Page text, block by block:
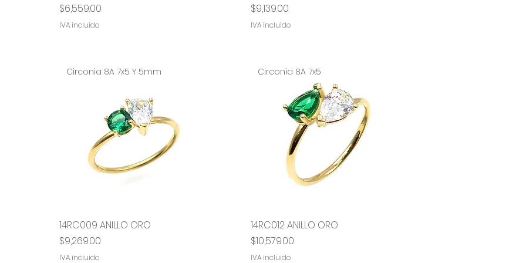
Precio
$6,559.00
IVA incluido
Precio
$9,139.00
IVA incluido
Vista rápida
Circonia 8A 7x5 Y 5mm
14RC009 ANILLO ORO
Precio
$9,269.00
IVA incluido
Vista rápida
Circonia 8A 7x5
14RC012 ANILLO ORO
Precio
$10,579.00
IVA incluido